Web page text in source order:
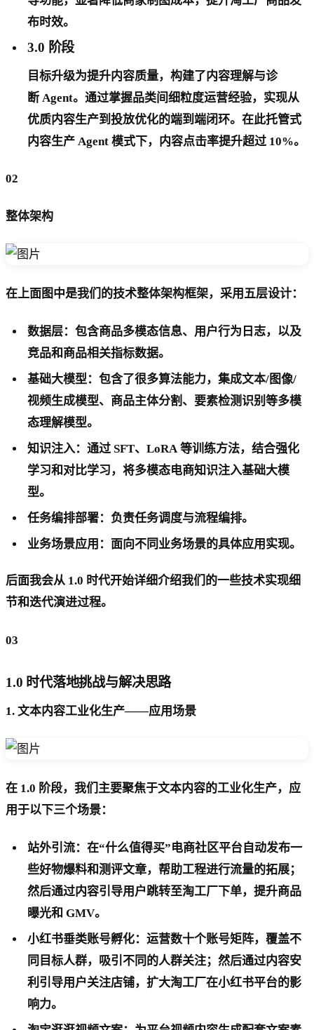
布时效。
3.0 阶段
目标升级为提升内容质量，构建了内容理解与诊
断 Agent。通过掌握品类间细粒度运营经验，实现从
优质内容生产到投放优化的端到端闭环。在此托管式
内容生产 Agent 模式下，内容点击率提升超过 10%。
02
整体架构
在上面图中是我们的技术整体架构框架，采用五层设计：
数据层：包含商品多模态信息、用户行为日志，以及
竞品和商品相关指标数据。
基础大模型：包含了很多算法能力，集成文本/图像/
视频生成模型、商品主体分割、要素检测识别等多模
态理解模型。
知识注入：通过 SFT、LoRA 等训练方法，结合强化
学习和对比学习，将多模态电商知识注入基础大模
型。
任务编排部署：负责任务调度与流程编排。
业务场景应用：面向不同业务场景的具体应用实现。
后面我会从 1.0 时代开始详细介绍我们的一些技术实现细
节和迭代演进过程。
03
1.0 时代落地挑战与解决思路
1. 文本内容工业化生产——应用场景
在 1.0 阶段，我们主要聚焦于文本内容的工业化生产，应
用于以下三个场景：
站外引流：在“什么值得买”电商社区平台自动发布一
些好物爆料和测评文章，帮助工程进行流量的拓展；
然后通过内容引导用户跳转至淘工厂下单，提升商品
曝光和 GMV。
小红书垂类账号孵化：运营数十个账号矩阵，覆盖不
同目标人群，吸引不同的人群关注；然后通过内容安
利引导用户关注店铺，扩大淘工厂在小红书平台的影
响力。